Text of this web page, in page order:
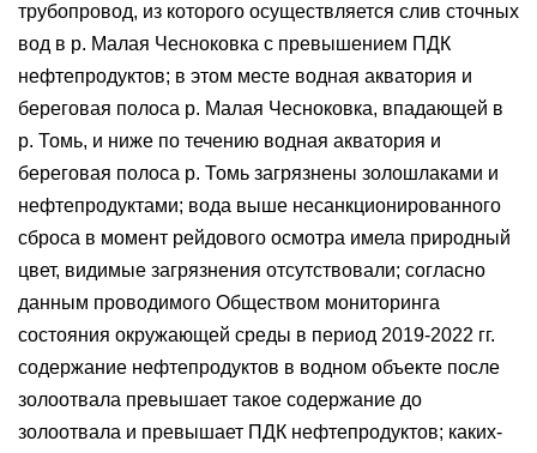
трубопровод, из которого осуществляется слив сточных
вод в р. Малая Чесноковка с превышением ПДК
нефтепродуктов; в этом месте водная акватория и
береговая полоса р. Малая Чесноковка, впадающей в
р. Томь, и ниже по течению водная акватория и
береговая полоса р. Томь загрязнены золошлаками и
нефтепродуктами; вода выше несанкционированного
сброса в момент рейдового осмотра имела природный
цвет, видимые загрязнения отсутствовали; согласно
данным проводимого Обществом мониторинга
состояния окружающей среды в период 2019-2022 гг.
содержание нефтепродуктов в водном объекте после
золоотвала превышает такое содержание до
золоотвала и превышает ПДК нефтепродуктов; каких-